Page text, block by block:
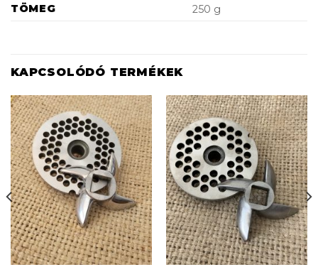
TÖMEG 250 g
KAPCSOLÓDÓ TERMÉKEK